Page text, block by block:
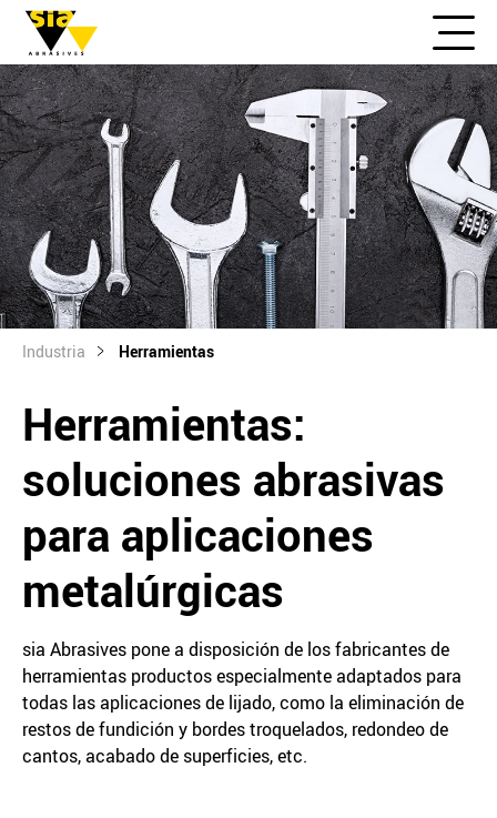
Industria Herramientas
Herramientas:
soluciones abrasivas
para aplicaciones
metalúrgicas
sia Abrasives pone a disposición de los fabricantes de
herramientas productos especialmente adaptados para
todas las aplicaciones de lijado, como la eliminación de
restos de fundición y bordes troquelados, redondeo de
cantos, acabado de superficies, etc.